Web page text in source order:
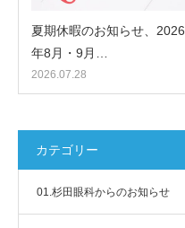
夏期休暇のお知らせ、2026
年8月・9月…
2026.07.28
カテゴリー
01.杉田眼科からのお知らせ